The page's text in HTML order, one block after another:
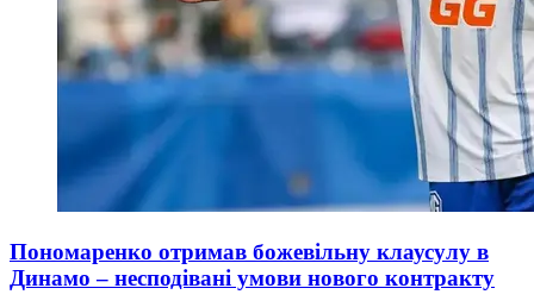
Пономаренко отримав божевільну клаусулу в
Динамо – несподівані умови нового контракту